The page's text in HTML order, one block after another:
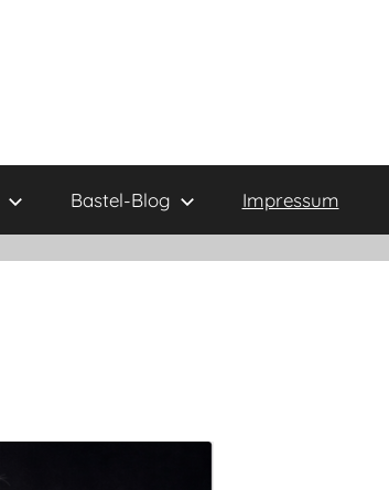
Bastel-Blog Impressum